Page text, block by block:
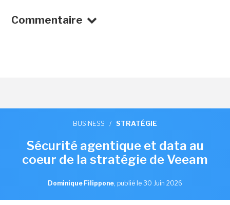
Commentaire
BUSINESS / STRATÉGIE
Sécurité agentique et data au
coeur de la stratégie de Veeam
Dominique Filippone, publié le 30 Juin 2026